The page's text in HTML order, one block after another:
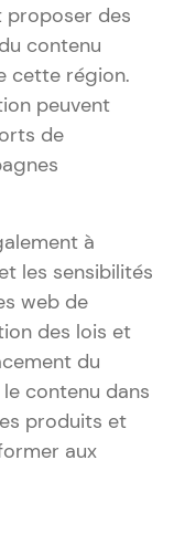
proposer des
contenu
cette région.
peuvent
de
à
les sensibilités
web de
des lois et
du
contenu dans
produits et
aux